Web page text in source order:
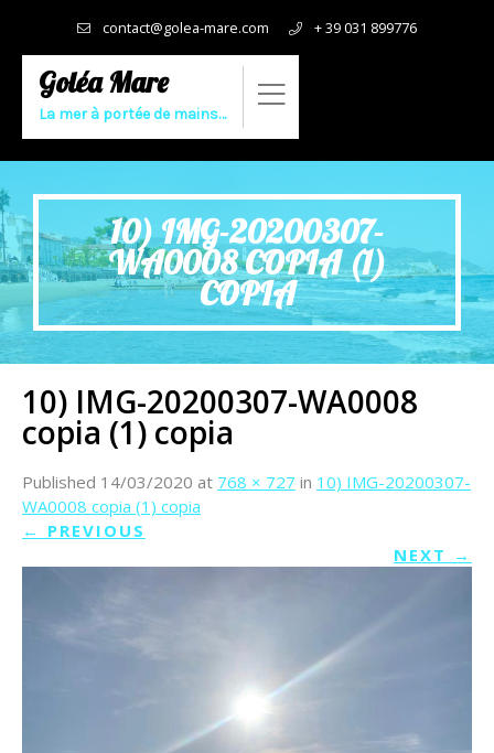
contact@golea-mare.com + 39 031 899776
Goléa Mare
La mer à portée de mains…
10) IMG-20200307-
WA0008 COPIA (1)
COPIA
10) IMG-20200307-WA0008
copia (1) copia
Published 14/03/2020 at 768 × 727 in 10) IMG-20200307-
WA0008 copia (1) copia
← PREVIOUS
NEXT →